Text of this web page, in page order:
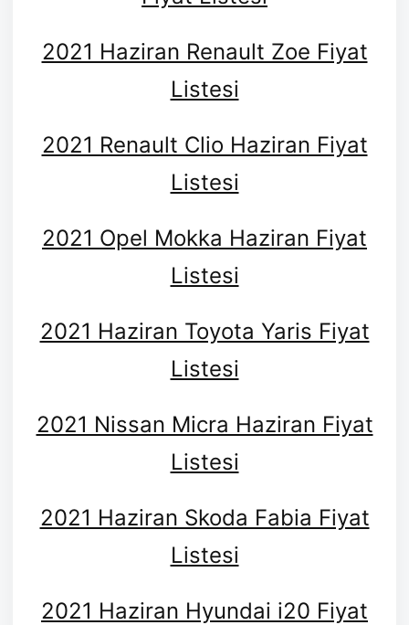
2021 Haziran Renault Zoe Fiyat
Listesi
2021 Renault Clio Haziran Fiyat
Listesi
2021 Opel Mokka Haziran Fiyat
Listesi
2021 Haziran Toyota Yaris Fiyat
Listesi
2021 Nissan Micra Haziran Fiyat
Listesi
2021 Haziran Skoda Fabia Fiyat
Listesi
2021 Haziran Hyundai i20 Fiyat